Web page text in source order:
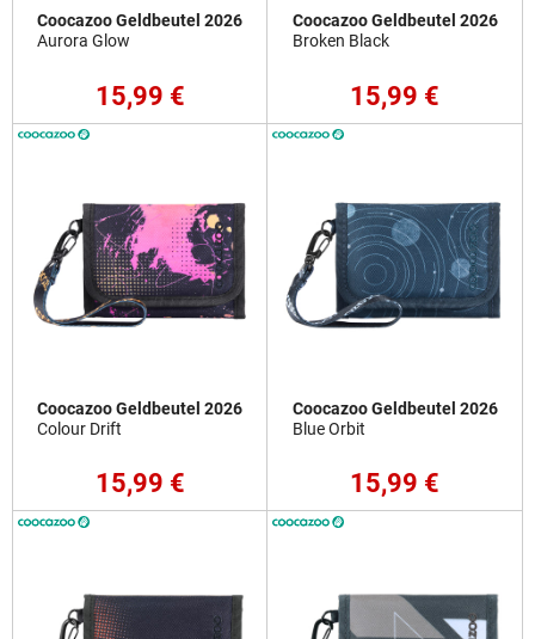
Coocazoo Geldbeutel 2026
Aurora Glow
15,99 €
Coocazoo Geldbeutel 2026
Broken Black
15,99 €
Coocazoo Geldbeutel 2026
Colour Drift
15,99 €
Coocazoo Geldbeutel 2026
Blue Orbit
15,99 €